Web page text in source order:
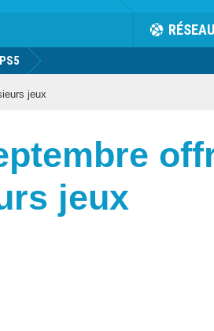
RÉSEAU
PS5
jeux
jeux